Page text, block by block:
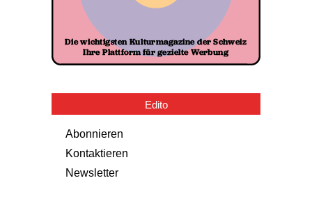
Edito
Abonnieren
Kontaktieren
Newsletter